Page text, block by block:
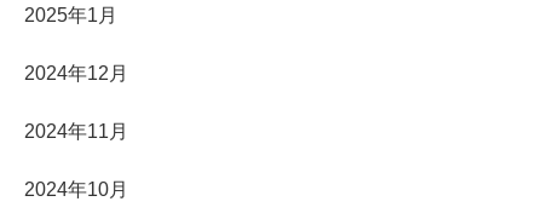
2025年1月
2024年12月
2024年11月
2024年10月